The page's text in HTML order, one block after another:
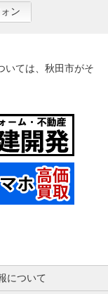
ン
いては、秋田市がそ
について